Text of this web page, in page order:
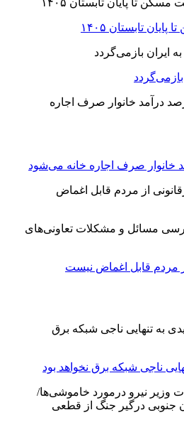
تابستان ۱۴۰۵
مسائل و مشکلات تعاونی‌های
مردم قابل اغماض نیست
ناجی شبکه برق نخواهد بود